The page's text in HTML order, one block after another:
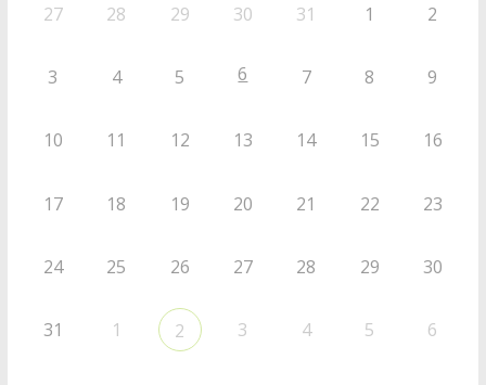
27 28 29 30 31 1 2
3 4 5 6 7 8 9
10 11 12 13 14 15 16
17 18 19 20 21 22 23
24 25 26 27 28 29 30
31 1 2 3 4 5 6